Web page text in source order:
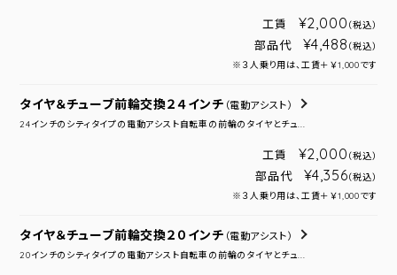
工賃 ¥2,000 （税込）
部品代 ¥4,488 （税込）
※３人乗り用は、工賃＋￥1,000です
タイヤ＆チューブ前輪交換２４インチ （電動アシスト）
24インチのシティタイプの電動アシスト自転車の前輪のタイヤとチュ...
工賃 ¥2,000 （税込）
部品代 ¥4,356（税込）
※３人乗り用は、工賃＋￥1,000です
タイヤ＆チューブ前輪交換２０インチ （電動アシスト）
20インチのシティタイプの電動アシスト自転車の前輪のタイヤとチュ...